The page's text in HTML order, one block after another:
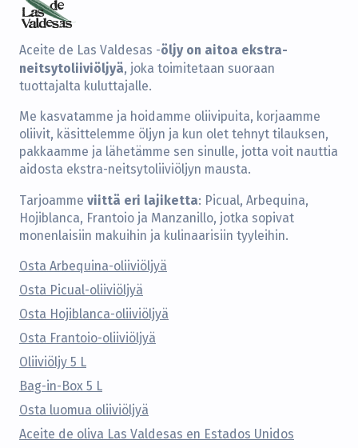
Aceite de Las Valdesas -öljy on aitoa ekstra-
neitsytoliiviöljyä, joka toimitetaan suoraan
tuottajalta kuluttajalle.
Me kasvatamme ja hoidamme oliivipuita, korjaamme
oliivit, käsittelemme öljyn ja kun olet tehnyt tilauksen,
pakkaamme ja lähetämme sen sinulle, jotta voit nauttia
aidosta ekstra-neitsytoliiviöljyn mausta.
Tarjoamme viittä eri lajiketta: Picual, Arbequina,
Hojiblanca, Frantoio ja Manzanillo, jotka sopivat
monenlaisiin makuihin ja kulinaarisiin tyyleihin.
Osta Arbequina-oliiviöljyä
Osta Picual-oliiviöljyä
Osta Hojiblanca-oliiviöljyä
Osta Frantoio-oliiviöljyä
Oliiviöljy 5 L
Bag-in-Box 5 L
Osta luomua oliiviöljyä
Aceite de oliva Las Valdesas en Estados Unidos